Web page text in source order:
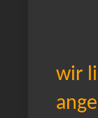
wir